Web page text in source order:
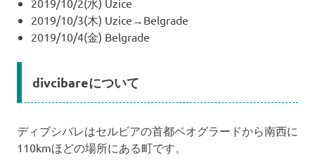
2019/10/2(水) Uzice
2019/10/3(木) Uzice→Belgrade
2019/10/4(金) Belgrade
divcibareについて
ディブシバレはセルビアの首都ベオグラードから南西に
110kmほどの場所にある町です。